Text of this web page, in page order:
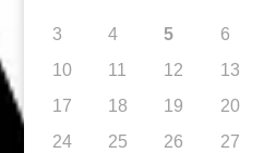
3
4 5 6
10
11 12 13
17
18 19 20
24
25 26 27